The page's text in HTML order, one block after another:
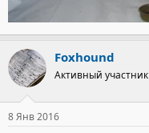
Foxhound
Активный участник
8 Янв 2016